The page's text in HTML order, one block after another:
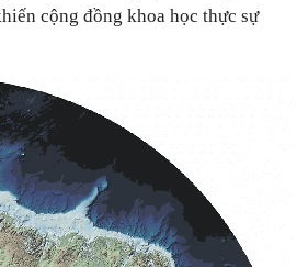
cộng đồng khoa học thực sự